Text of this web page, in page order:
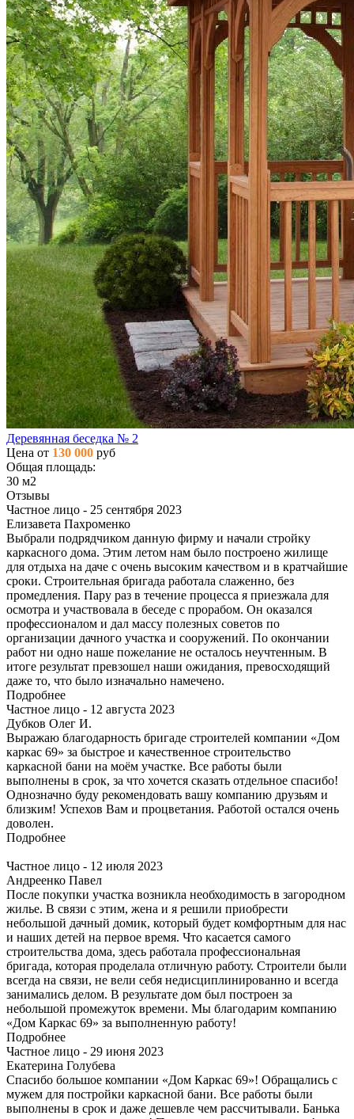
Деревянная беседка № 2
Цена от 130 000 руб
Общая площадь:
30 м2
Отзывы
Частное лицо - 25 сентября 2023
Елизавета Пахроменко
Выбрали подрядчиком данную фирму и начали стройку
каркасного дома. Этим летом нам было построено жилище
для отдыха на даче с очень высоким качеством и в кратчайшие
сроки. Строительная бригада работала слаженно, без
промедления. Пару раз в течение процесса я приезжала для
осмотра и участвовала в беседе с прорабом. Он оказался
профессионалом и дал массу полезных советов по
организации дачного участка и сооружений. По окончании
работ ни одно наше пожелание не осталось неучтенным. В
итоге результат превзошел наши ожидания, превосходящий
даже то, что было изначально намечено.
Подробнее
Частное лицо - 12 августа 2023
Дубков Олег И.
Выражаю благодарность бригаде строителей компании «Дом
каркас 69» за быстрое и качественное строительство
каркасной бани на моём участке. Все работы были
выполнены в срок, за что хочется сказать отдельное спасибо!
Однозначно буду рекомендовать вашу компанию друзьям и
близким! Успехов Вам и процветания. Работой остался очень
доволен.
Подробнее
Частное лицо - 12 июля 2023
Андреенко Павел
После покупки участка возникла необходимость в загородном
жилье. В связи с этим, жена и я решили приобрести
небольшой дачный домик, который будет комфортным для нас
и наших детей на первое время. Что касается самого
строительства дома, здесь работала профессиональная
бригада, которая проделала отличную работу. Строители были
всегда на связи, не вели себя недисциплинированно и всегда
занимались делом. В результате дом был построен за
небольшой промежуток времени. Мы благодарим компанию
«Дом Каркас 69» за выполненную работу!
Подробнее
Частное лицо - 29 июня 2023
Екатерина Голубева
Спасибо большое компании «Дом Каркас 69»! Обращались с
мужем для постройки каркасной бани. Все работы были
выполнены в срок и даже дешевле чем рассчитывали. Банька